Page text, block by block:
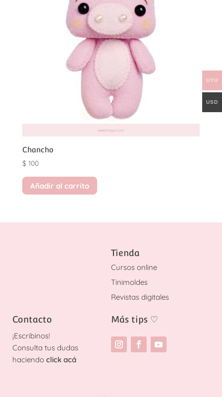
Chancho
$100
Añadir al carrito
Tienda
Cursos online
Tinimoldes
Revistas digitales
Contacto
¡Escribinos!
Consulta tus dudas
haciendo click acá
Más tips ♡
UYU
USD